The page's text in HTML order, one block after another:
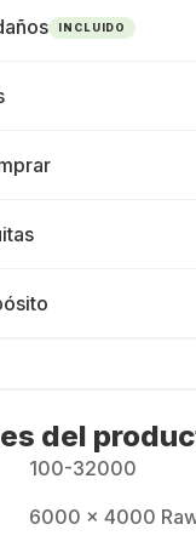
INCLUIDO
del
100-32000
6000 x 4000